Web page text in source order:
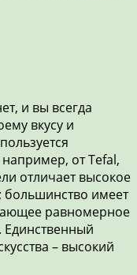
и вы всегда
вкусу и
от Tefal,
отличает высокое
большинство имеет
равномерное
Единственный
– высокий